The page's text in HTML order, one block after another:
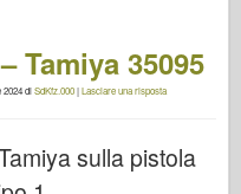
Tamiya 35095
2024diSdKfz.000|Lasciare una risposta
sulla pistola